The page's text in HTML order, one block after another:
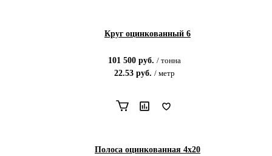
Круг оцинкованный 6
101 500 руб. / тонна
22.53 руб. / метр
Полоса оцинкованная 4х20